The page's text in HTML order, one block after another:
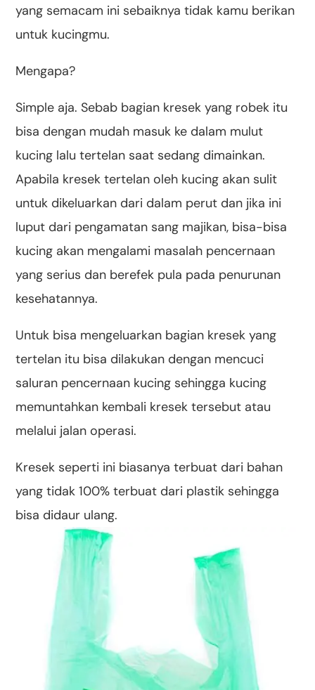
yang semacam ini sebaiknya tidak kamu berikan
untuk kucingmu.
Mengapa?
Simple aja. Sebab bagian kresek yang robek itu
bisa dengan mudah masuk ke dalam mulut
kucing lalu tertelan saat sedang dimainkan.
Apabila kresek tertelan oleh kucing akan sulit
untuk dikeluarkan dari dalam perut dan jika ini
luput dari pengamatan sang majikan, bisa-bisa
kucing akan mengalami masalah pencernaan
yang serius dan berefek pula pada penurunan
kesehatannya.
Untuk bisa mengeluarkan bagian kresek yang
tertelan itu bisa dilakukan dengan mencuci
saluran pencernaan kucing sehingga kucing
memuntahkan kembali kresek tersebut atau
melalui jalan operasi.
Kresek seperti ini biasanya terbuat dari bahan
yang tidak 100% terbuat dari plastik sehingga
bisa didaur ulang.